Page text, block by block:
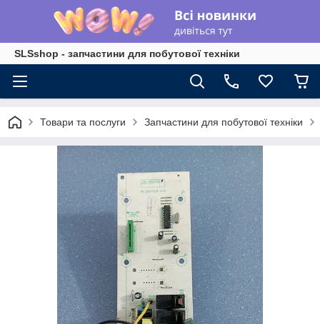
SLSshop - запчастини для побутової техніки
Товари та послуги Запчастини для побутової техніки